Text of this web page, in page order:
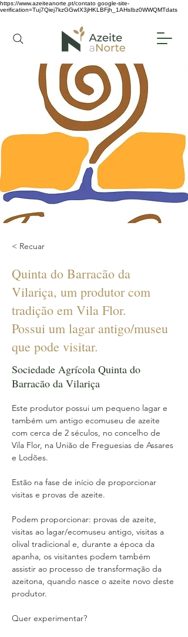
https://www.azeiteanorte.pt/contato google-site-
verification=Tuj7Qiej7kzGGwIX3jHKLBFjh_1AHsIbz0WWQMTdats
< Recuar
Quinta do Barracão da
Vilariça, um produtor com
tradição em Vila Flor.
Possui um lagar antigo/museu
que pode visitar.
Sociedade Agrícola Quinta do
Barracão da Vilariça
Este produtor possui um pequeno lagar e
também um antigo ecomuseu de azeite
com cerca de 2 séculos, no concelho de
Vila Flor, na União de Freguesias de Assares
e Lodões.
Estão na fase de início de proporcionar
visitas e provas de azeite.
Podem proporcionar: provas de azeite,
visitas ao lagar/ecomuseu antigo, visitas a
olival tradicional e, durante a época da
apanha, os visitantes podem também
assistir ao processo de transformação da
azeitona, quando nasce o azeite novo deste
produtor.
Quer experimentar?